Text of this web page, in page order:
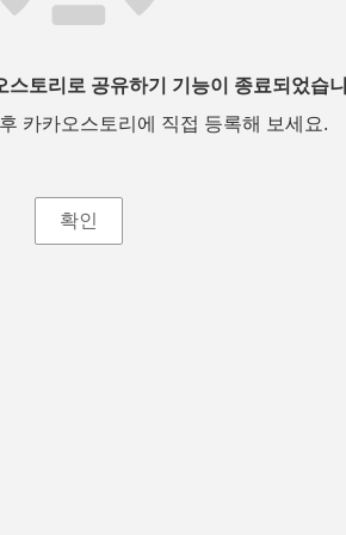
토리로 공유하기 기능이 종료되었습
카카오스토리에 직접 등록해 보세요.
확인